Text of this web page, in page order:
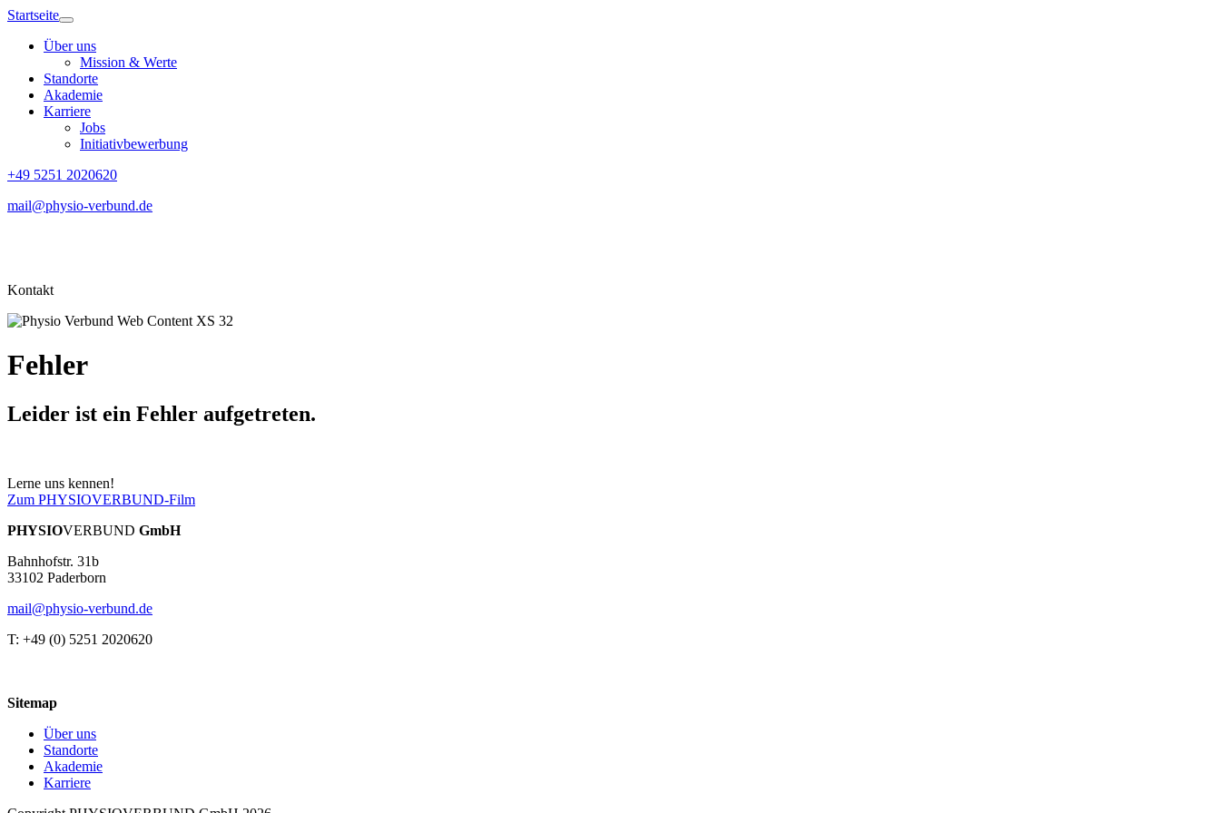
Startseite
Über uns
Mission & Werte
Standorte
Akademie
Karriere
Jobs
Initiativbewerbung
+49 5251 2020620
mail@physio-verbund.de
Kontakt
Fehler
Leider ist ein Fehler aufgetreten.
Lerne uns kennen!
Zum PHYSIOVERBUND-Film
PHYSIOVERBUND GmbH
Bahnhofstr. 31b
33102 Paderborn
mail@physio-verbund.de
T: +49 (0) 5251 2020620
Sitemap
Über uns
Standorte
Akademie
Karriere